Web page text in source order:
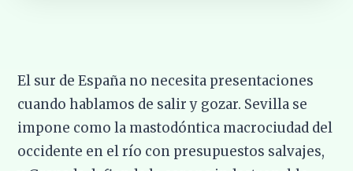
El sur de España no necesita presentaciones
cuando hablamos de salir y gozar. Sevilla se
impone como la mastodóntica macrociudad del
occidente en el río con presupuestos salvajes,